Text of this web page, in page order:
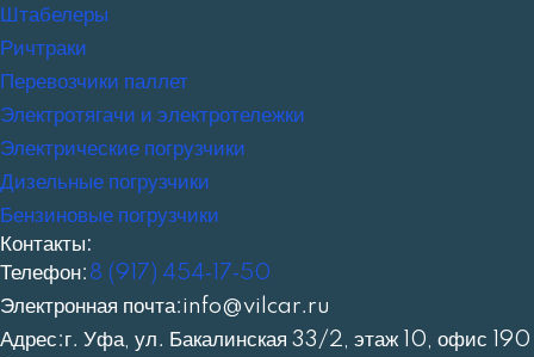
Штабелеры
Ричтраки
Перевозчики паллет
Электротягачи и электротележки
Электрические погрузчики
Дизельные погрузчики
Бензиновые погрузчики
Контакты:
Телефон: 8 (917) 454‑17‑50
Электронная почта:info@vilcar.ru
Адрес:г. Уфа, ул. Бакалинская 33/2, этаж 10, офис 190